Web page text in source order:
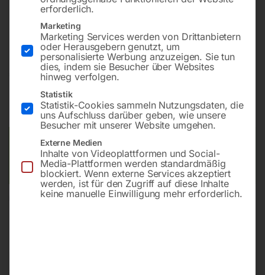
Einsetzbar für Formenbau, Feinmechanik, Modellbau,
Spielzeugherstellung
150,00
inkl. MwSt. zzgl.Versandkosten
Lieferzeit:Versandbereit in KW 33/2026
Versandkosten Standard (Österreich):
Bitte beachten Sie: Die Versandkosten gelten für Österreich.
Andere Länder können abweichen.
In den Warenkorb
erforderlich.
Marketing
Marketing Services werden von Drittanbietern
oder Herausgebern genutzt, um
personalisierte Werbung anzuzeigen. Sie tun
dies, indem sie Besucher über Websites
hinweg verfolgen.
Statistik
Statistik-Cookies sammeln Nutzungsdaten, die
uns Aufschluss darüber geben, wie unsere
Besucher mit unserer Website umgehen.
Externe Medien
Inhalte von Videoplattformen und Social-
Media-Plattformen werden standardmäßig
blockiert. Wenn externe Services akzeptiert
werden, ist für den Zugriff auf diese Inhalte
keine manuelle Einwilligung mehr erforderlich.